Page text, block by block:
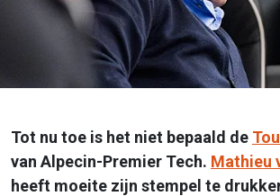
Tot nu toe is het niet bepaald de
van Alpecin-Premier Tech. Mathieu
heeft moeite zijn stempel te